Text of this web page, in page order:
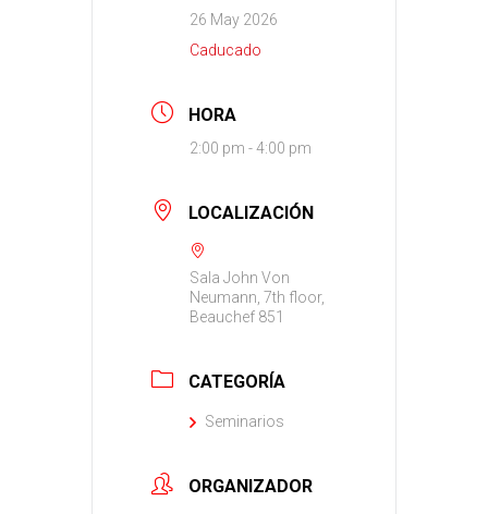
26 May 2026
Caducado
HORA
2:00 pm - 4:00 pm
LOCALIZACIÓN
Sala John Von
Neumann, 7th floor,
Beauchef 851
CATEGORÍA
Seminarios
ORGANIZADOR